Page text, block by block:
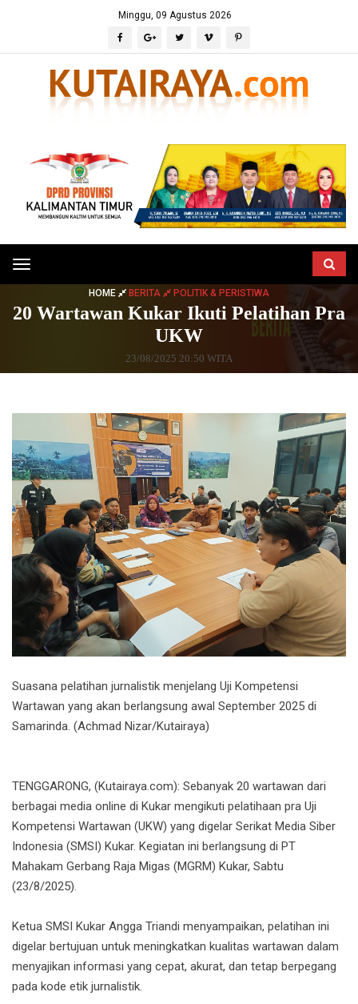
Minggu, 09 Agustus 2026
Toggle
navigation
HOME BERITA POLITIK & PERISTIWA
20 Wartawan Kukar Ikuti Pelatihan Pra
UKW
23/08/2025 20:50 WITA
Suasana pelatihan jurnalistik menjelang Uji Kompetensi
Wartawan yang akan berlangsung awal September 2025 di
Samarinda. (Achmad Nizar/Kutairaya)
TENGGARONG, (Kutairaya.com): Sebanyak 20 wartawan dari
berbagai media online di Kukar mengikuti pelatihaan pra Uji
Kompetensi Wartawan (UKW) yang digelar Serikat Media Siber
Indonesia (SMSI) Kukar. Kegiatan ini berlangsung di PT
Mahakam Gerbang Raja Migas (MGRM) Kukar, Sabtu
(23/8/2025).
Ketua SMSI Kukar Angga Triandi menyampaikan, pelatihan ini
digelar bertujuan untuk meningkatkan kualitas wartawan dalam
menyajikan informasi yang cepat, akurat, dan tetap berpegang
pada kode etik jurnalistik.